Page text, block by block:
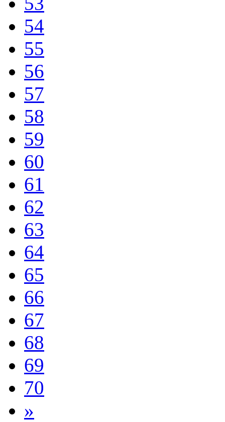
54
55
56
57
58
59
60
61
62
63
64
65
66
67
68
69
70
»